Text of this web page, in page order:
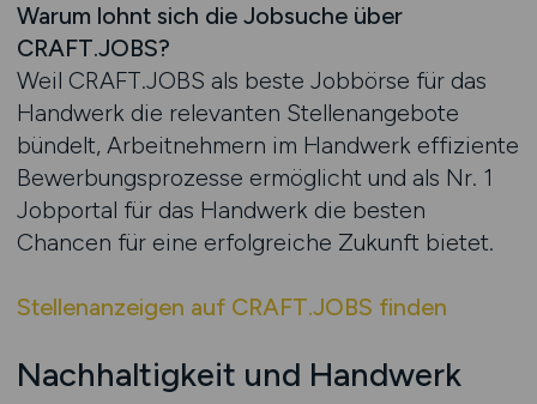
Warum lohnt sich die Jobsuche über
CRAFT.JOBS?
Weil CRAFT.JOBS als beste Jobbörse für das
Handwerk die relevanten Stellenangebote
bündelt, Arbeitnehmern im Handwerk effiziente
Bewerbungsprozesse ermöglicht und als Nr. 1
Jobportal für das Handwerk die besten
Chancen für eine erfolgreiche Zukunft bietet.
Stellenanzeigen auf CRAFT.JOBS finden
Nachhaltigkeit und Handwerk